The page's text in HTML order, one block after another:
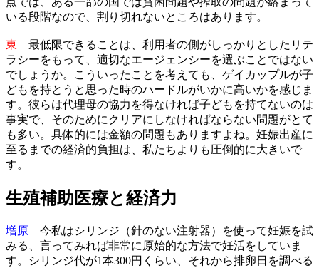
いる段階なので、割り切れないところはあります。
東 最低限できることは、利用者の側がしっかりとしたリテ
ラシーをもって、適切なエージェンシーを選ぶことではない
でしょうか。こういったことを考えても、ゲイカップルが子
どもを持とうと思った時のハードルがいかに高いかを感じま
す。彼らは代理母の協力を得なければ子どもを持てないのは
事実で、そのためにクリアにしなければならない問題がとて
も多い。具体的には金額の問題もありますよね。妊娠出産に
至るまでの経済的負担は、私たちよりも圧倒的に大きいで
す。
生殖補助医療と経済力
増原 今私はシリンジ（針のない注射器）を使って妊娠を試
みる、言ってみれば非常に原始的な方法で妊活をしていま
す。シリンジ代が1本300円くらい、それから排卵日を調べる